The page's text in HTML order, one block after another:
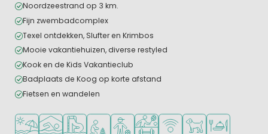
Noordzeestrand op 3 km.
Fijn zwembadcomplex
Texel ontdekken, Slufter en Krimbos
Mooie vakantiehuizen, diverse restyled
Kook en de Kids Vakantieclub
Badplaats de Koog op korte afstand
Fietsen en wandelen
Ligt bij strand en zee
Overdekt zwembad
Zwemparadijs of waterpark
Aanbevolen voor jonge kinderen
Aanbevolen voor tieners
Veel mogelijkheden om te
WiFi beschikbaar
HuisdierenRestaurant of